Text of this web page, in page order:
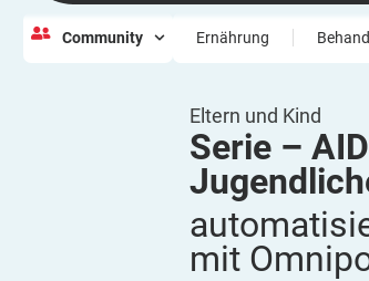
Community Ernährung
Eltern und Kind
Serie –
mit